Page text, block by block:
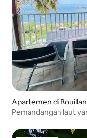
Apartemen di
Pemandangan laut